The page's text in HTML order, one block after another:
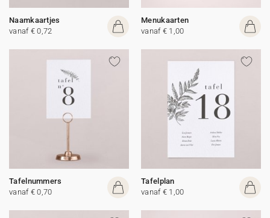
Naamkaartjes
vanaf € 0,72
Menukaarten
vanaf € 1,00
Tafelnummers
vanaf € 0,70
Tafelplan
vanaf € 1,00